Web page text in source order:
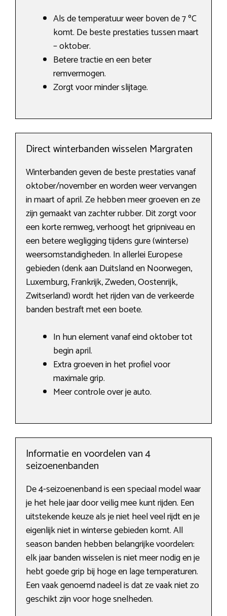
Als de temperatuur weer boven de 7 ºC
komt. De beste prestaties tussen maart
– oktober.
Betere tractie en een beter
remvermogen.
Zorgt voor minder slijtage.
Direct winterbanden wisselen Margraten
Winterbanden geven de beste prestaties vanaf
oktober/november en worden weer vervangen
in maart of april. Ze hebben meer groeven en ze
zijn gemaakt van zachter rubber. Dit zorgt voor
een korte remweg, verhoogt het gripniveau en
een betere wegligging tijdens gure (winterse)
weersomstandigheden. In allerlei Europese
gebieden (denk aan Duitsland en Noorwegen,
Luxemburg, Frankrijk, Zweden, Oostenrijk,
Zwitserland) wordt het rijden van de verkeerde
banden bestraft met een boete.
In hun element vanaf eind oktober tot
begin april.
Extra groeven in het profiel voor
maximale grip.
Meer controle over je auto.
Informatie en voordelen van 4
seizoenenbanden
De 4-seizoenenband is een speciaal model waar
je het hele jaar door veilig mee kunt rijden. Een
uitstekende keuze als je niet heel veel rijdt en je
eigenlijk niet in winterse gebieden komt. All
season banden hebben belangrijke voordelen:
elk jaar banden wisselen is niet meer nodig en je
hebt goede grip bij hoge en lage temperaturen.
Een vaak genoemd nadeel is dat ze vaak niet zo
geschikt zijn voor hoge snelheden.